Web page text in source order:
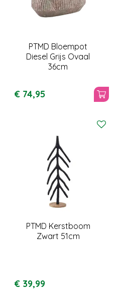
PTMD Bloempot
Diesel Grijs Ovaal
36cm
€ 74,95
PTMD Kerstboom
Zwart 51cm
€ 39,99